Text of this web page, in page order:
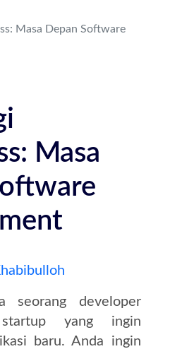
Masa Depan Software
Masa
seorang developer
yang ingin
baru. Anda ingin
Kontak